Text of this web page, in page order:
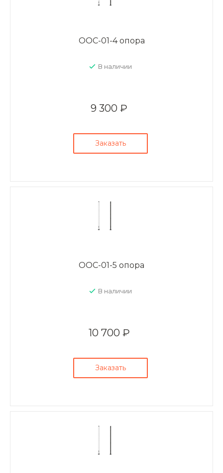
ООС-01-4 опора
В наличии
9 300 ₽
Заказать
ООС-01-5 опора
В наличии
10 700 ₽
Заказать